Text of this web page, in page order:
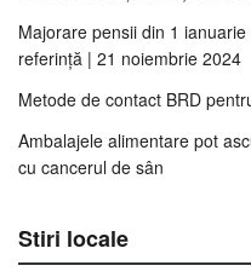
Majorare pensii din 1
referință | 21 noiembrie 2024
Metode de contact BRD
Ambalajele alimentare pot
cu cancerul de sân
Stiri locale